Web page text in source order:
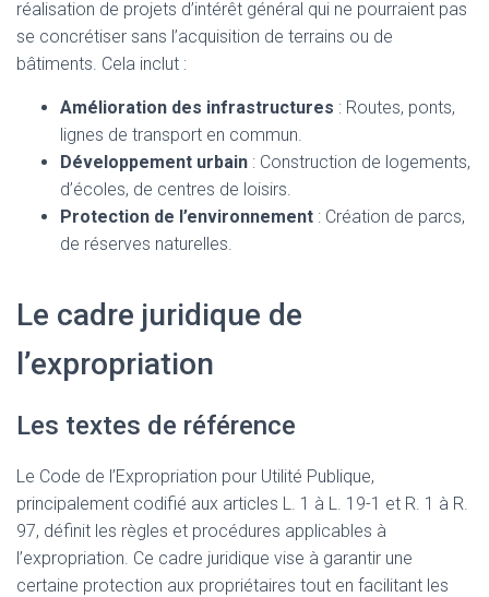
réalisation de projets d’intérêt général qui ne pourraient pas
se concrétiser sans l’acquisition de terrains ou de
bâtiments. Cela inclut :
Amélioration des infrastructures : Routes, ponts,
lignes de transport en commun.
Développement urbain : Construction de logements,
d’écoles, de centres de loisirs.
Protection de l’environnement : Création de parcs,
de réserves naturelles.
Le cadre juridique de
l’expropriation
Les textes de référence
Le Code de l’Expropriation pour Utilité Publique,
principalement codifié aux articles L. 1 à L. 19-1 et R. 1 à R.
97, définit les règles et procédures applicables à
l’expropriation. Ce cadre juridique vise à garantir une
certaine protection aux propriétaires tout en facilitant les